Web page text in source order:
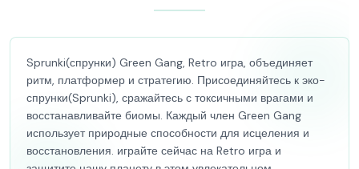
Sprunki(спрунки) Green Gang, Retro игра, объединяет
ритм, платформер и стратегию. Присоединяйтесь к эко-
спрунки(Sprunki), сражайтесь с токсичными врагами и
восстанавливайте биомы. Каждый член Green Gang
использует природные способности для исцеления и
восстановления. играйте сейчас на Retro игра и